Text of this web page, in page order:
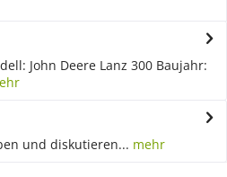
John Deere Lanz 300 Baujahr:
und diskutieren... mehr